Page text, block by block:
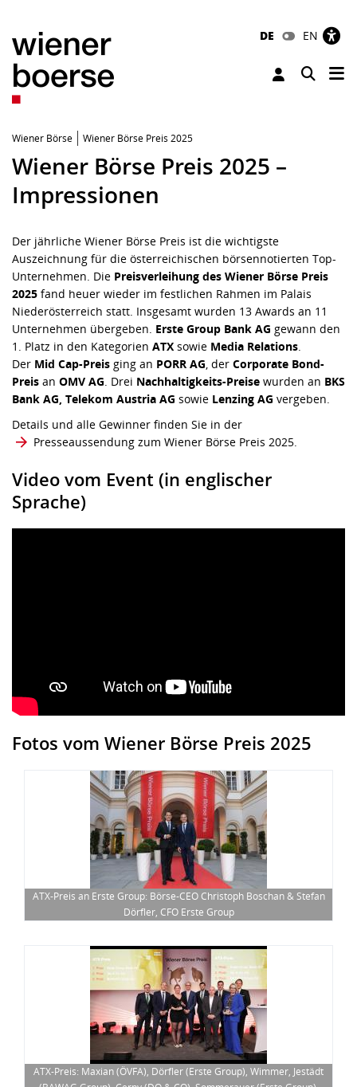
DE EN
Toggle
Wiener Börse Preis 2025 –
Impressionen
Auszeichnung für die österreichischen börsennotierten Top-
Unternehmen. DiePreisverleihung des Wiener Börse Preis
2025fand heuer wieder im festlichen Rahmen im Palais
Niederösterreich statt. Insgesamt wurden 13 Awards an 11
Unternehmen übergeben.Erste Group Bank AGgewann den
1. Platz in den Kategorien ATXsowieMedia Relations.
DerMid Cap-Preisging anPORR AG, derCorporate Bond-
Preisan OMV AG. Drei Nachhaltigkeits-Preisewurden an
Bank AG, Telekom Austria AGsowieLenzing AGvergeben.
Presseaussendung zum Wiener Börse Preis 2025
Video vom Event (in englischer
Sprache)
Fotos vom Wiener Börse Preis 2025
ATX-Preis an Erste Group: Börse-CEO Christoph Boschan & Stefan
Dörfler, CFO Erste Group
ATX-Preis: Maxian (ÖVFA), Dörfler (Erste Group), Wimmer, Jestädt
(BAWAG Group), Cerny (DO & CO), Sommerauer (Erste Group),